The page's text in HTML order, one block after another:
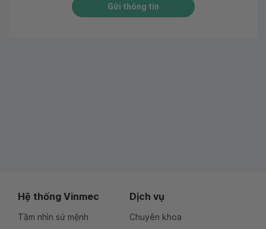
Gửi thông tin
Hệ thống Vinmec
Tầm nhìn sứ mệnh
Dịch vụ
Chuyên khoa